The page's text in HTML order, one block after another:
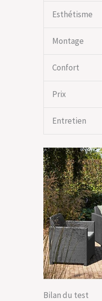
Esthétisme
Montage
Confort
Prix
Entretien
Bilan du test